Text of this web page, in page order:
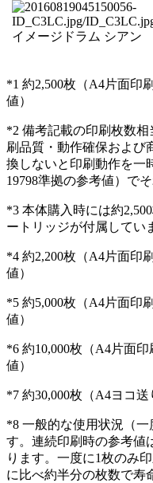
イメージドラム シアン
*1 約2,500枚（A4片面印
値）
*2 備考記載の印刷枚数
刷品質・動作確保および
換しないと印刷動作を一
19798準拠の参考値）で
*3 本体購入時には約
ートリッジが付属してい
*4 約2,200枚（A4片面印
値）
*5 約5,000枚（A4片面印
値）
*6 約10,000枚（A4片面
値）
*7 約30,000枚（A4ヨコ
*8 一般的な使用状況（
す。連続印刷時の参考値
ります。一度に1枚のみ
に比べ約半分の枚数で寿